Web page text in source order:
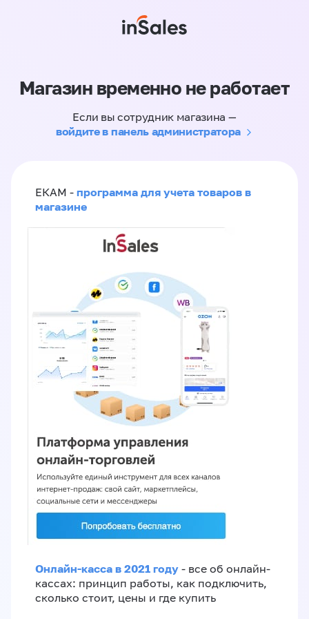
Магазин временно не работает
Если вы сотрудник магазина —
войдите в панель администратора
ЕКАМ - программа для учета товаров в
магазине
Онлайн-касса в 2021 году - все об онлайн-
кассах: принцип работы, как подключить,
сколько стоит, цены и где купить